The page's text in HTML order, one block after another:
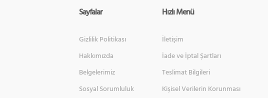
Sayfalar
Gizlilik Politikası
Hakkımızda
Belgelerimiz
Sosyal Sorumluluk
Hızlı Menü
İletişim
İade ve İptal Şartları
Teslimat Bilgileri
Kişisel Verilerin Korunması